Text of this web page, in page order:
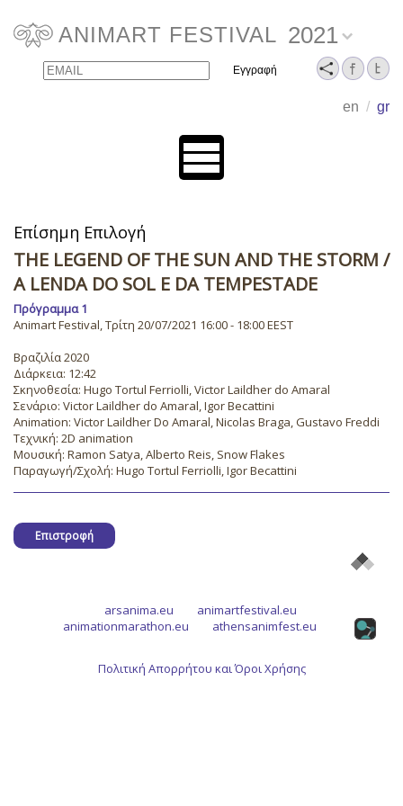
ANIMART FESTIVAL 2021
en / gr
Email Name
Επίσημη Επιλογή
THE LEGEND OF THE SUN AND THE STORM /
A LENDA DO SOL E DA TEMPESTADE
Πρόγραμμα 1
Animart Festival, Τρίτη 20/07/2021 16:00 - 18:00 EEST
Βραζιλία 2020
Διάρκεια: 12:42
Σκηνοθεσία: Hugo Tortul Ferriolli, Victor Laildher do Amaral
Σενάριο: Victor Laildher do Amaral, Igor Becattini
Animation: Victor Laildher Do Amaral, Nicolas Braga, Gustavo Freddi
Τεχνική: 2D animation
Μουσική: Ramon Satya, Alberto Reis, Snow Flakes
Παραγωγή/Σχολή: Hugo Tortul Ferriolli, Igor Becattini
Επιστροφή
arsanima.eu
animartfestival.eu
animationmarathon.eu
athensanimfest.eu
Πολιτική Απορρήτου και Όροι Χρήσης